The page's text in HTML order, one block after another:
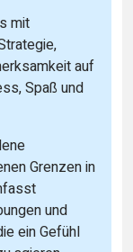
mit
auf
Spaß und
Grenzen in
und
ein Gefühl